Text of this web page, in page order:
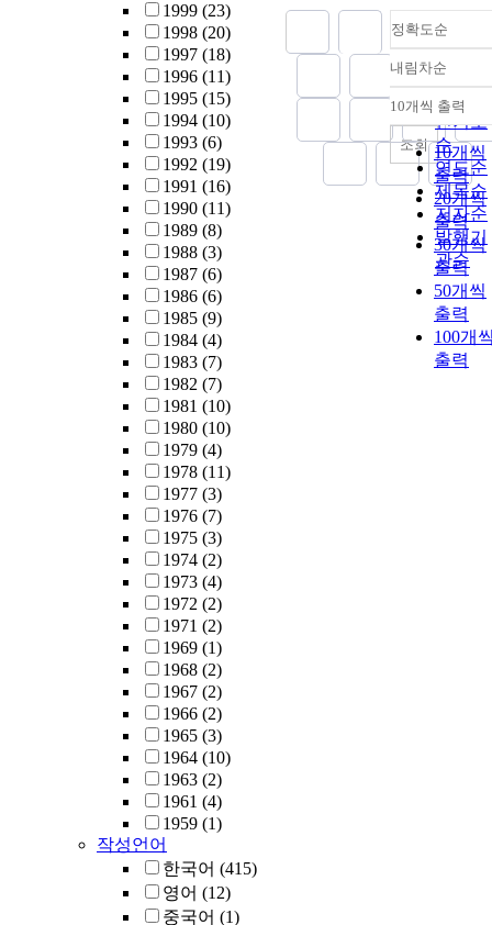
1999 (23)
1998 (20)
1997 (18)
1996 (11)
1995 (15)
1994 (10)
1993 (6)
1992 (19)
1991 (16)
1990 (11)
1989 (8)
1988 (3)
1987 (6)
1986 (6)
1985 (9)
1984 (4)
1983 (7)
1982 (7)
1981 (10)
1980 (10)
1979 (4)
1978 (11)
1977 (3)
1976 (7)
1975 (3)
1974 (2)
1973 (4)
1972 (2)
1971 (2)
1969 (1)
1968 (2)
1967 (2)
1966 (2)
1965 (3)
1964 (10)
1963 (2)
1961 (4)
1959 (1)
작성언어
한국어 (415)
영어 (12)
중국어 (1)
정확도순
정확도
순
인기도
순
연도순
제목순
저자순
발행기
관순
내림차순
내림차
10개씩 출력
10개씩
출력
20개씩
출력
30개씩
출력
50개씩
출력
100개
출력
조회